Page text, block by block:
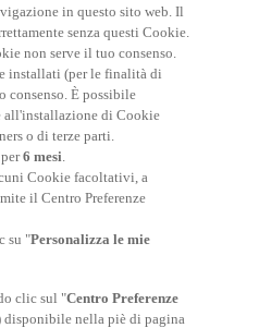
anche
per la Thailandia e trova
il tuo soggiorno.
in questo sito web. Il
senza questi Cookie.
non serve il tuo consenso.
installati (per le finalità di
consenso. È possibile
all'installazione di Cookie
o di terze parti.
per6 mesi.
Cookie facoltativi, a
il Centro Preferenze
su "Personalizza le mie
clic sul "Centro Preferenze
disponibile nella piè di pagina